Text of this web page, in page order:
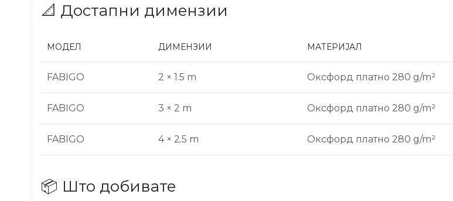
📐 Достапни димензии
МОДЕЛ ДИМЕНЗИИ МАТЕРИЈАЛ
FABIGO 2 × 1.5 m Оксфорд платно 280 g/m²
FABIGO 3 × 2 m Оксфорд платно 280 g/m²
FABIGO 4 × 2.5 m Оксфорд платно 280 g/m²
📦 Што добивате